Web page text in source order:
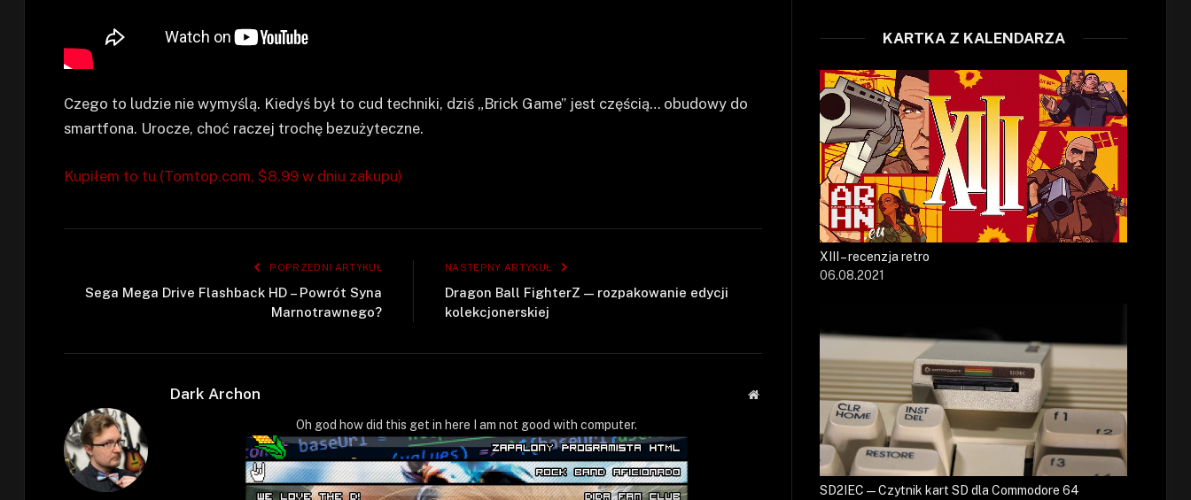
Czego to ludzie nie wymyślą. Kiedyś był to cud techniki, dziś „Brick Game” jest częścią… obudowy do
smartfona. Urocze, choć raczej trochę bezużyteczne.
Kupiłem to tu (Tomtop.com, $8.99 w dniu zakupu)
POPRZEDNI ARTYKUŁ
Sega Mega Drive Flashback HD – Powrót Syna
Marnotrawnego?
NASTĘPNY ARTYKUŁ
Dragon Ball FighterZ — rozpakowanie edycji
kolekcjonerskiej
Dark Archon
Strona
Oh god how did this get in here I am not good with computer.
KARTKA Z KALENDARZA
XIII – recenzja retro
06.08.2021
SD2IEC — Czytnik kart SD dla Commodore 64